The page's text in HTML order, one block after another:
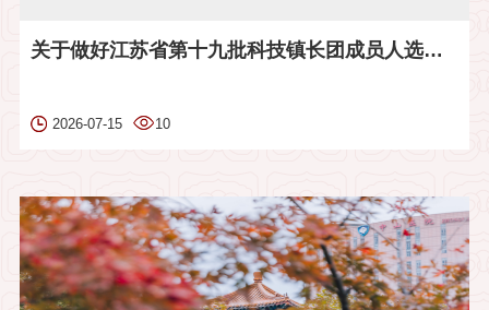
关于做好江苏省第十九批科技镇长团成员人选推荐工作的通知
2026-07-15 10